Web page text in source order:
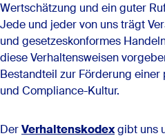
Karriere
Newsroom
Wertschätzung und ein guter
Jede und jeder von uns trägt
und gesetzeskonformes
diese Verhaltensweisen
Bestandteil zur Förderung
und Compliance-Kultur.
DerVerhaltenskodexgibt uns